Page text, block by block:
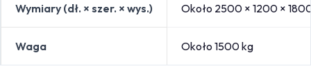
Wymiary (dł. × szer. × wys.) Około 2500 × 1200 ×
Waga Około 1500 kg